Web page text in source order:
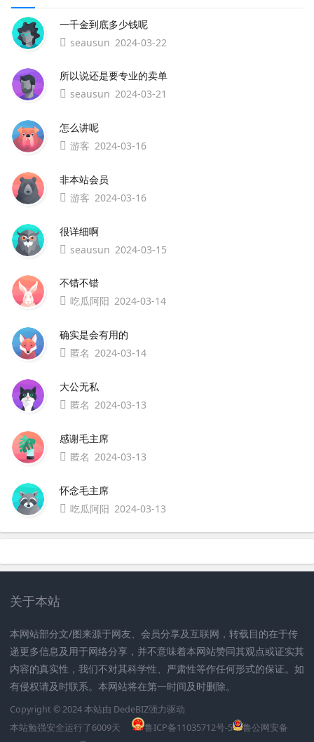
一千金到底多少钱呢
seausun 2024-03-22
所以说还是要专业的卖单
seausun 2024-03-21
怎么讲呢
游客 2024-03-16
非本站会员
游客 2024-03-16
很详细啊
seausun 2024-03-15
不错不错
吃瓜阿阳 2024-03-14
确实是会有用的
匿名 2024-03-14
大公无私
匿名 2024-03-13
感谢毛主席
匿名 2024-03-13
怀念毛主席
吃瓜阿阳 2024-03-13
关于本站
本网站部分文/图来源于网友、会员分享及互联网，转载目的在于传
递更多信息及用于网络分享，并不意味着本网站赞同其观点或证实其
内容的真实性，我们不对其科学性、严肃性等作任何形式的保证。如
有侵权请及时联系。本网站将在第一时间及时删除。
Copyright © 2024 本站由 DedeBIZ强力驱动
本站勉强安全运行了6009天 鲁ICP备11035712号-5
鲁公网安备